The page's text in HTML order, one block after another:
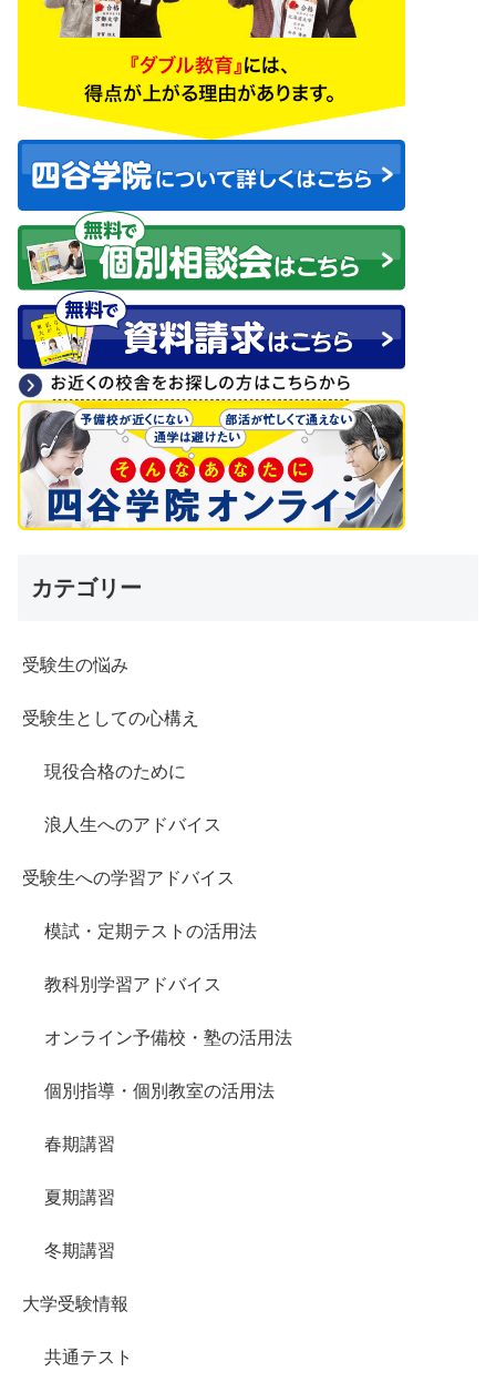
カテゴリー
受験生の悩み
受験生としての心構え
現役合格のために
浪人生へのアドバイス
受験生への学習アドバイス
模試・定期テストの活用法
教科別学習アドバイス
オンライン予備校・塾の活用法
個別指導・個別教室の活用法
春期講習
夏期講習
冬期講習
大学受験情報
共通テスト